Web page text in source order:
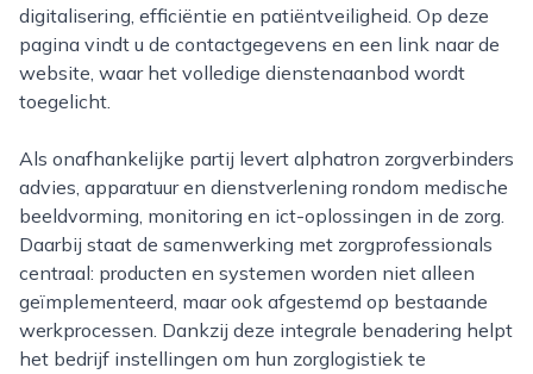
digitalisering, efficiëntie en patiëntveiligheid. Op deze
pagina vindt u de contactgegevens en een link naar de
website, waar het volledige dienstenaanbod wordt
toegelicht.
Als onafhankelijke partij levert alphatron zorgverbinders
advies, apparatuur en dienstverlening rondom medische
beeldvorming, monitoring en ict-oplossingen in de zorg.
Daarbij staat de samenwerking met zorgprofessionals
centraal: producten en systemen worden niet alleen
geïmplementeerd, maar ook afgestemd op bestaande
werkprocessen. Dankzij deze integrale benadering helpt
het bedrijf instellingen om hun zorglogistiek te